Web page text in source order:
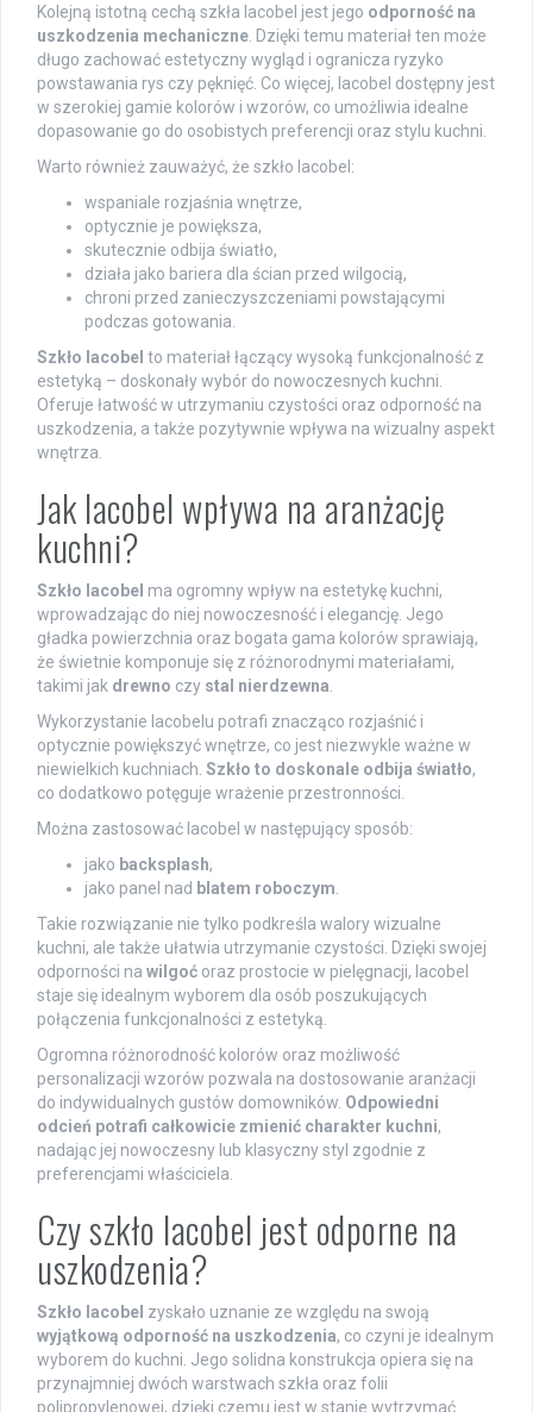
Kolejną istotną cechą szkła lacobel jest jego odporność na
uszkodzenia mechaniczne . Dzięki temu materiał ten może
długo zachować estetyczny wygląd i ogranicza ryzyko
powstawania rys czy pęknięć. Co więcej, lacobel dostępny jest
w szerokiej gamie kolorów i wzorów, co umożliwia idealne
dopasowanie go do osobistych preferencji oraz stylu kuchni.
Warto również zauważyć, że szkło lacobel:
wspaniale rozjaśnia wnętrze,
optycznie je powiększa,
skutecznie odbija światło,
działa jako bariera dla ścian przed wilgocią,
chroni przed zanieczyszczeniami powstającymi
podczas gotowania.
Szkło lacobel to materiał łączący wysoką funkcjonalność z
estetyką – doskonały wybór do nowoczesnych kuchni.
Oferuje łatwość w utrzymaniu czystości oraz odporność na
uszkodzenia, a także pozytywnie wpływa na wizualny aspekt
wnętrza.
Jak lacobel wpływa na aranżację
kuchni?
Szkło lacobel ma ogromny wpływ na estetykę kuchni,
wprowadzając do niej nowoczesność i elegancję. Jego
gładka powierzchnia oraz bogata gama kolorów sprawiają,
że świetnie komponuje się z różnorodnymi materiałami,
takimi jak drewno czy stal nierdzewna
Wykorzystanie lacobelu potrafi znacząco rozjaśnić i
optycznie powiększyć wnętrze, co jest niezwykle ważne w
niewielkich kuchniach. Szkło to doskonale odbija światło,
co dodatkowo potęguje wrażenie przestronności.
Można zastosować lacobel w następujący sposób:
jako backsplash,
jako panel nad blatem roboczym
Takie rozwiązanie nie tylko podkreśla walory wizualne
kuchni, ale także ułatwia utrzymanie czystości. Dzięki swojej
odporności na wilgoć oraz prostocie w pielęgnacji, lacobel
staje się idealnym wyborem dla osób poszukujących
połączenia funkcjonalności z estetyką.
Ogromna różnorodność kolorów oraz możliwość
personalizacji wzorów pozwala na dostosowanie aranżacji
do indywidualnych gustów domowników. Odpowiedni
odcień potrafi całkowicie zmienić charakter kuchni,
nadając jej nowoczesny lub klasyczny styl zgodnie z
preferencjami właściciela.
Czy szkło lacobel jest odporne na
uszkodzenia?
Szkło lacobel zyskało uznanie ze względu na swoją
wyjątkową odporność na uszkodzenia, co czyni je idealnym
wyborem do kuchni. Jego solidna konstrukcja opiera się na
przynajmniej dwóch warstwach szkła oraz folii
polipropylenowej, dzięki czemu jest w stanie wytrzymać